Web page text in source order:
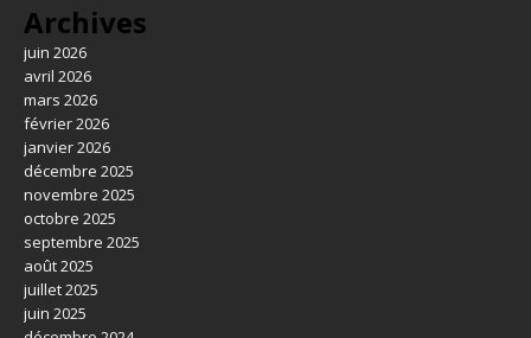
Archives
juin 2026
avril 2026
mars 2026
février 2026
janvier 2026
décembre 2025
novembre 2025
octobre 2025
septembre 2025
août 2025
juillet 2025
juin 2025